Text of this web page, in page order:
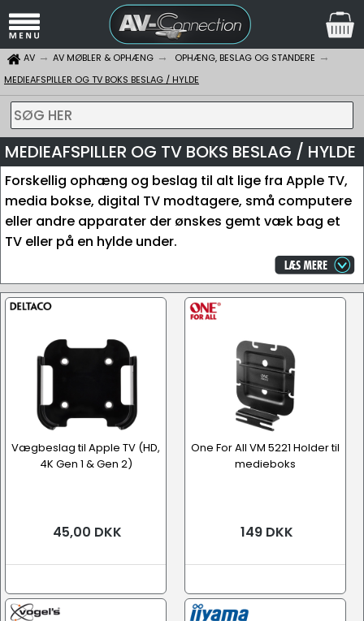
AV AV MØBLER & OPHÆNG
OPHÆNG, BESLAG OG STANDERE
MEDIEAFSPILLER OG TV BOKS BESLAG / HYLDE
SØG HER
MEDIEAFSPILLER OG TV BOKS BESLAG / HYLDE
Forskellig ophæng og beslag til alt lige fra Apple TV,
media bokse, digital TV modtagere, små computere
eller andre apparater der ønskes gemt væk bag et
TV eller på en hylde under.
Vægbeslag til Apple TV (HD,
4K Gen 1 & Gen 2)
45,00 DKK
One For All VM 5221 Holder til
medieboks
149 DKK